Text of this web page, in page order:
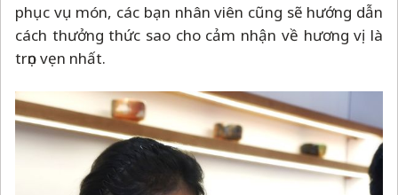
phục vụ món, các bạn nhân viên cũng sẽ hướng dẫn
cách thưởng thức sao cho cảm nhận về hương vị là
trọn vẹn nhất.